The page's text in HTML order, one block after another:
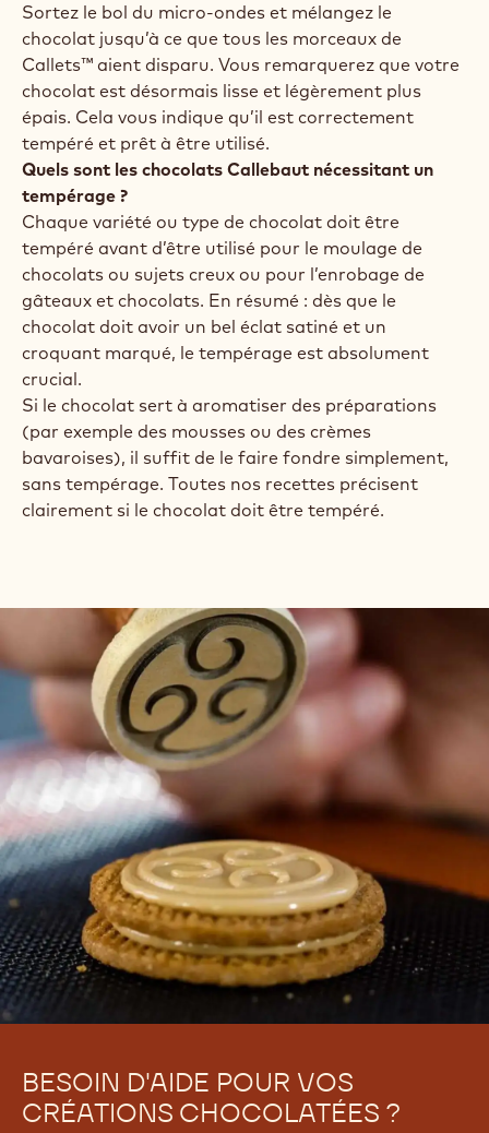
Sortez le bol du micro-ondes et mélangez le
chocolat jusqu’à ce que tous les morceaux de
Callets™ aient disparu. Vous remarquerez que votre
chocolat est désormais lisse et légèrement plus
épais. Cela vous indique qu’il est correctement
tempéré et prêt à être utilisé.
Quels sont les chocolats Callebaut nécessitant un
tempérage ?
Chaque variété ou type de chocolat doit être
tempéré avant d’être utilisé pour le moulage de
chocolats ou sujets creux ou pour l’enrobage de
gâteaux et chocolats. En résumé : dès que le
chocolat doit avoir un bel éclat satiné et un
croquant marqué, le tempérage est absolument
crucial.
Si le chocolat sert à aromatiser des préparations
(par exemple des mousses ou des crèmes
bavaroises), il suffit de le faire fondre simplement,
sans tempérage. Toutes nos recettes précisent
clairement si le chocolat doit être tempéré.
BESOIN D'AIDE POUR VOS
CRÉATIONS CHOCOLATÉES ?